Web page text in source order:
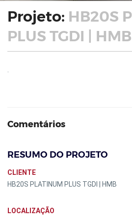
Projeto: HB20S
PLUS TGDI | HMB
Comentários
RESUMO DO PROJETO
CLIENTE
HB20S PLATINUM PLUS TGDI | HMB
LOCALIZAÇÃO